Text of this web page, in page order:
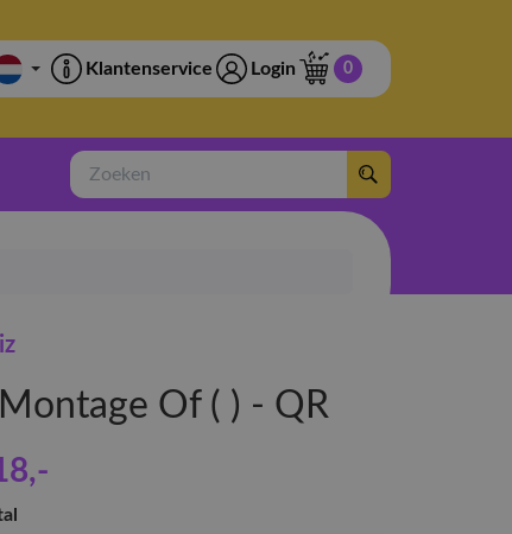
Klantenservice Login 0
Zoeken
Of ( ) - QR
,-